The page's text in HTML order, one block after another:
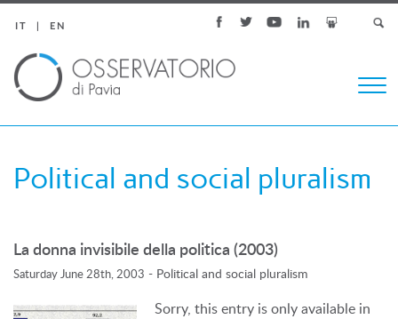
IT EN
Political and social pluralism
La donna invisibile della politica (2003)
Saturday June 28th, 2003 - Political and social pluralism
Sorry, this entry is only available in